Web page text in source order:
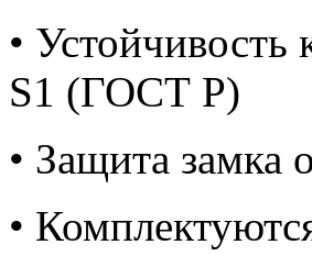
•
S1 (ГОСТ Р)
• Защита замка
•